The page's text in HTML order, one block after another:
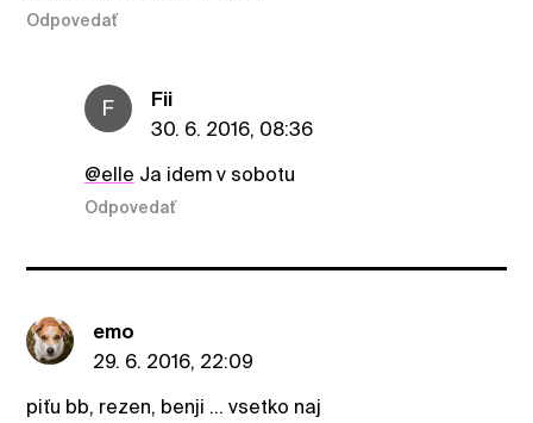
Odpovedať
F
Fii
30. 6. 2016, 08:36
@elle Ja idem v sobotu
Odpovedať
emo
29. 6. 2016, 22:09
piťu bb, rezen, benji ... vsetko naj